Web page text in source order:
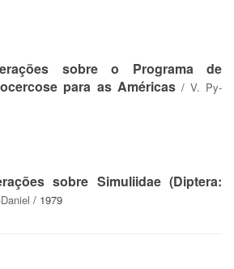
sobre o Programa de
para as Américas/ V. Py-
sobre Simuliidae (Diptera:
/ 1979